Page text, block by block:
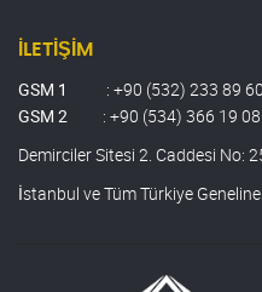
İLETIŞIM
GSM 1 : +90 (532) 233 89 60
GSM 2
: +90 (534) 366 19 08
Demirciler Sitesi 2. Caddesi No:
İstanbul ve Tüm Türkiye